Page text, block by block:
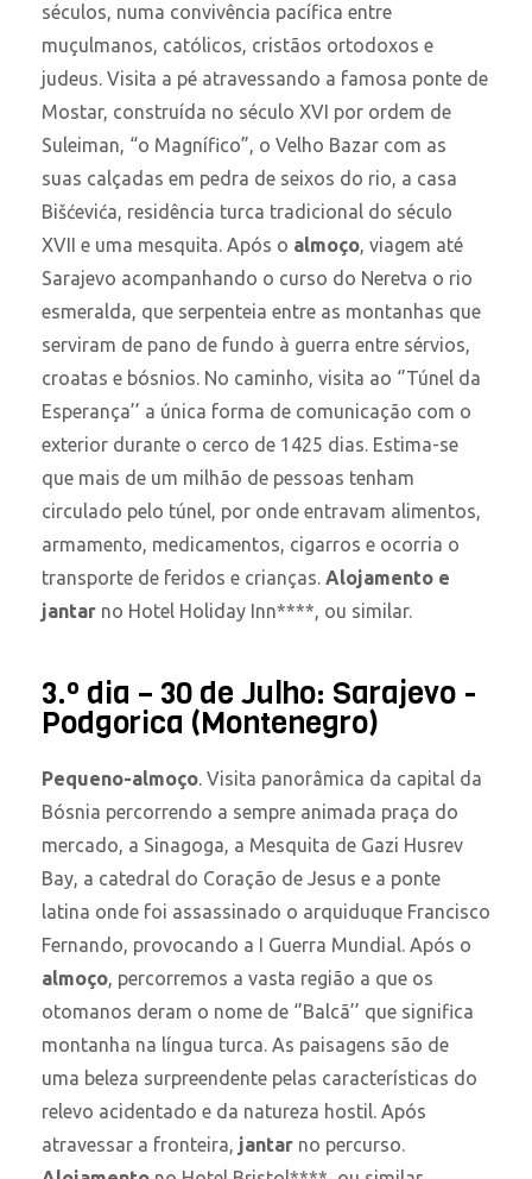
séculos, numa convivência pacífica entre
muçulmanos, católicos, cristãos ortodoxos e
judeus. Visita a pé atravessando a famosa ponte de
Mostar, construída no século XVI por ordem de
Suleiman, “o Magnífico”, o Velho Bazar com as
suas calçadas em pedra de seixos do rio, a casa
Bišćevića, residência turca tradicional do século
XVII e uma mesquita. Após o almoço, viagem até
Sarajevo acompanhando o curso do Neretva o rio
esmeralda, que serpenteia entre as montanhas que
serviram de pano de fundo à guerra entre sérvios,
croatas e bósnios. No caminho, visita ao ‘’Túnel da
Esperança’’ a única forma de comunicação com o
exterior durante o cerco de 1425 dias. Estima-se
que mais de um milhão de pessoas tenham
circulado pelo túnel, por onde entravam alimentos,
armamento, medicamentos, cigarros e ocorria o
transporte de feridos e crianças. Alojamento e
jantar no Hotel Holiday Inn****, ou similar.
3.º dia – 30 de Julho: Sarajevo -
Podgorica (Montenegro)
Pequeno-almoço . Visita panorâmica da capital da
Bósnia percorrendo a sempre animada praça do
mercado, a Sinagoga, a Mesquita de Gazi Husrev
Bay, a catedral do Coração de Jesus e a ponte
latina onde foi assassinado o arquiduque Francisco
Fernando, provocando a I Guerra Mundial. Após o
almoço , percorremos a vasta região a que os
otomanos deram o nome de ‘’Balcã’’ que significa
montanha na língua turca. As paisagens são de
uma beleza surpreendente pelas características do
relevo acidentado e da natureza hostil. Após
atravessar a fronteira, jantar no percurso.